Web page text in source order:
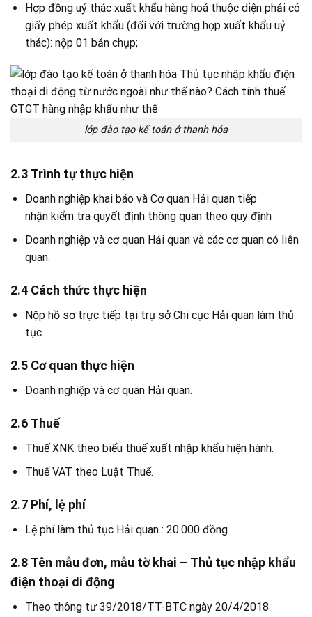
Hợp đồng uỷ thác xuất khẩu hàng hoá thuộc diện phải có
giấy phép xuất khẩu (đối với trường hợp xuất khẩu uỷ
thác): nộp 01 bản chụp;
lớp đào tạo kế toán ở thanh hóa
2.3 Trình tự thực hiện
Doanh nghiệp khai báo và Cơ quan Hải quan tiếp
nhận kiểm tra quyết định thông quan theo quy định
Doanh nghiệp và cơ quan Hải quan và các cơ quan có liên
quan.
2.4 Cách thức thực hiện
Nộp hồ sơ trực tiếp tại trụ sở Chi cục Hải quan làm thủ
tục.
2.5 Cơ quan thực hiện
Doanh nghiệp và cơ quan Hải quan.
2.6 Thuế
Thuế XNK theo biểu thuế xuất nhập khẩu hiện hành.
Thuế VAT theo Luật Thuế.
2.7 Phí, lệ phí
Lệ phí làm thủ tục Hải quan : 20.000 đồng
2.8 Tên mẫu đơn, mẫu tờ khai – Thủ tục nhập khẩu
điện thoại di động
Theo thông tư 39/2018/TT-BTC ngày 20/4/2018